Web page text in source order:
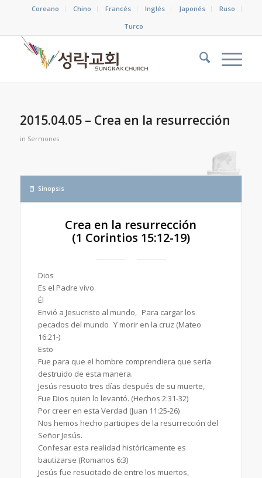
Coreano Chino Francés Inglés Japonés
Ruso
Turco
2015.04.05 – Crea en la resurrección
in Sermones
Sinopsis
Crea en la resurrección
(1 Corintios 15:12-19)
Dios
Es el Padre vivo.
Él
Envió a Jesucristo al mundo, Para cargar los
pecados del mundo Y morir en la cruz (Mateo
16:21-)
Esto
Fue para que el hombre comprendiera que sería
destruido de esta manera.
Jesús resucito tres días después de su muerte,
Fue Dios quien lo levantó. (Hechos 2:31-32)
Por creer en esta Verdad (Juan 11:25-26)
Nos hemos hecho participes de la resurrección del
Señor Jesús.
Confesar esta realidad históricamente es
bautizarse (Romanos 6:3)
Jesús fue resucitado de entre los muertos,